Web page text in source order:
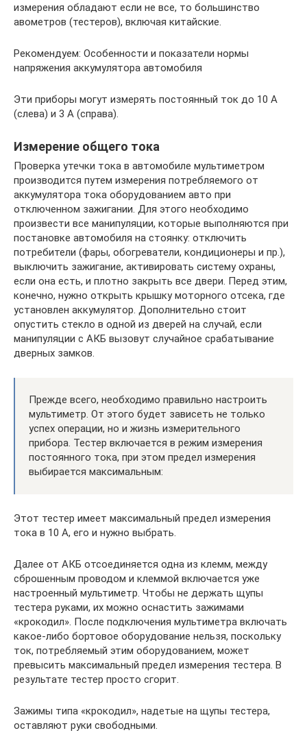
измерения обладают если не все, то большинство
авометров (тестеров), включая китайские.
Рекомендуем: Особенности и показатели нормы
напряжения аккумулятора автомобиля
Эти приборы могут измерять постоянный ток до 10 А
(слева) и 3 А (справа).
Измерение общего тока
Проверка утечки тока в автомобиле мультиметром
производится путем измерения потребляемого от
аккумулятора тока оборудованием авто при
отключенном зажигании. Для этого необходимо
произвести все манипуляции, которые выполняются при
постановке автомобиля на стоянку: отключить
потребители (фары, обогреватели, кондиционеры и пр.),
выключить зажигание, активировать систему охраны,
если она есть, и плотно закрыть все двери. Перед этим,
конечно, нужно открыть крышку моторного отсека, где
установлен аккумулятор. Дополнительно стоит
опустить стекло в одной из дверей на случай, если
манипуляции с АКБ вызовут случайное срабатывание
дверных замков.
Прежде всего, необходимо правильно настроить
мультиметр. От этого будет зависеть не только
успех операции, но и жизнь измерительного
прибора. Тестер включается в режим измерения
постоянного тока, при этом предел измерения
выбирается максимальным:
Этот тестер имеет максимальный предел измерения
тока в 10 А, его и нужно выбрать.
Далее от АКБ отсоединяется одна из клемм, между
сброшенным проводом и клеммой включается уже
настроенный мультиметр. Чтобы не держать щупы
тестера руками, их можно оснастить зажимами
«крокодил». После подключения мультиметра включать
какое-либо бортовое оборудование нельзя, поскольку
ток, потребляемый этим оборудованием, может
превысить максимальный предел измерения тестера. В
результате тестер просто сгорит.
Зажимы типа «крокодил», надетые на щупы тестера,
оставляют руки свободными.